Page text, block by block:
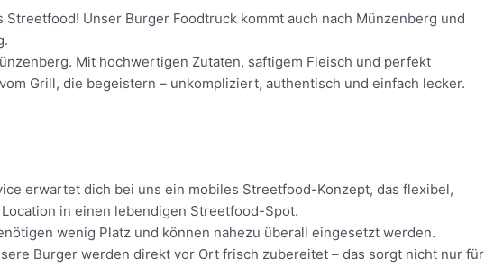
Unser Burger Foodtruck kommt auch nach Münzenberg und
Mit hochwertigen Zutaten, saftigem Fleisch und perfekt
Grill, die begeistern – unkompliziert, authentisch und einfach lecker.
erwartet dich bei uns ein mobiles Streetfood-Konzept, das flexibel,
in einen lebendigen Streetfood-Spot.
wenig Platz und können nahezu überall eingesetzt werden.
Burger werden direkt vor Ort frisch zubereitet – das sorgt nicht nur für